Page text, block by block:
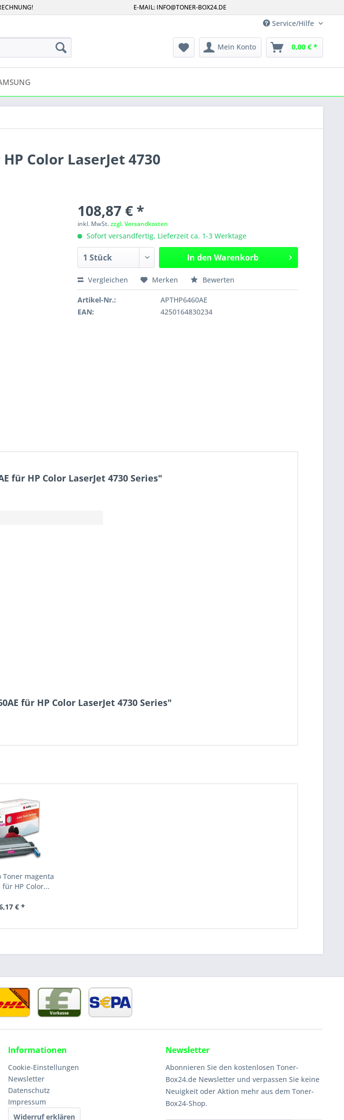
E-MAIL: INFO@TONER-BOX24.DE
Service/Hilfe
Mein Konto 0,00 € *
Color LaserJet 4730
108,87 € *
inkl. MwSt.zzgl. Versandkosten
Sofort versandfertig, Lieferzeit ca. 1-3 Werktage
In den Warenkorb
Vergleichen Merken Bewerten
Artikel-Nr.:
APTHP6460AE
EAN:
4250164830234
für HP Color LaserJet 4730 Series"
für HP Color LaserJet 4730 Series"
Toner magenta
für HP Color...
€ *
Informationen
Cookie-Einstellungen
Newsletter
Datenschutz
Impressum
Widerruf erklären
Newsletter
Abonnieren Sie den kostenlosen Toner-
Box24.de Newsletter und verpassen Sie keine
Neuigkeit oder Aktion mehr aus dem Toner-
Box24-Shop.